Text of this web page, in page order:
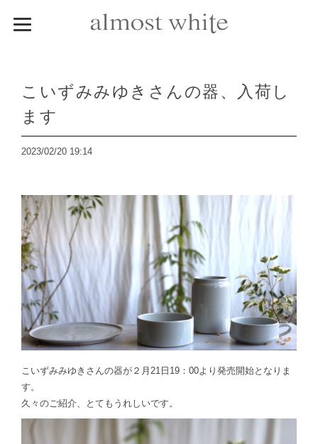
こいずみみゆきさんの器、入荷し
ます
2023/02/20 19:14
こいずみみゆきさんの器が２月21日19：00より発売開始となりま
す。
久々のご紹介、とてもうれしいです。